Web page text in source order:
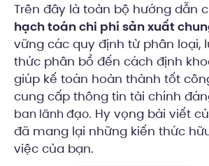
Trên đây là toàn bộ hướng dẫn
hạch toán chi phí sản xuất
vững các quy định từ phân loại,
thức phân bổ đến cách định
giúp kế toán hoàn thành tốt
cung cấp thông tin tài chính
ban lãnh đạo. Hy vọng bài viết
đã mang lại những kiến thức
việc của bạn.